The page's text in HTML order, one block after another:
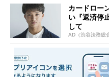
カードロー
い『返済停
して
AD（渋谷法務総